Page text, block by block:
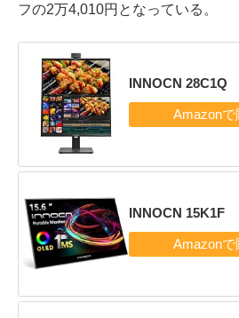
フの2万4,010円となっている。
INNOCN 28C1Q
INNOCN 15K1F